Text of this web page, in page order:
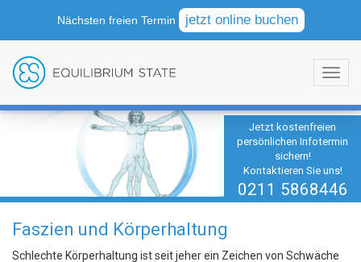
Nächsten freien Termin jetzt online buchen
Jetzt kostenfreien
persönlichen Infotermin
sichern!
Kontaktieren Sie uns!
0211 5868446
Faszien und Körperhaltung
Schlechte Körperhaltung ist seit jeher ein Zeichen von Schwäche